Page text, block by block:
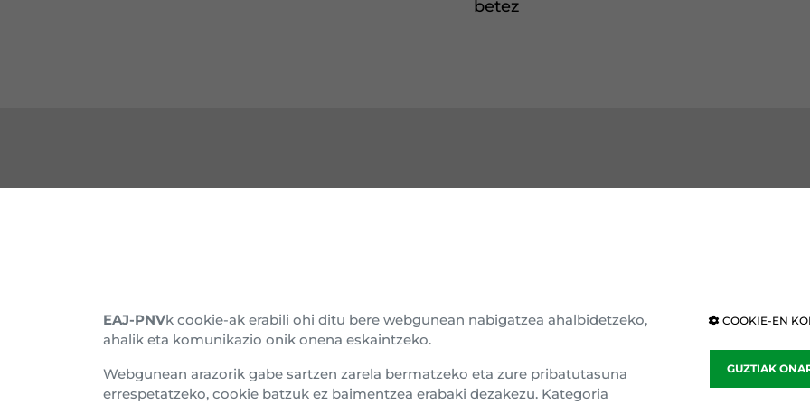
betez
Harpidetu buletinera
Historia eta ideologia
Batzar nagusia
Gardentasuna
EAJ-PNVk cookie-ak erabili ohi ditu bere webgunean nabigatzea ahalbidetzeko,
ahalik eta komunikazio onik onena eskaintzeko.
Webgunean arazorik gabe sartzen zarela bermatzeko eta zure pribatutasuna
errespetatzeko, cookie batzuk ez baimentzea erabaki dezakezu. Kategoria
COOKIE-EN
GUZTIAK